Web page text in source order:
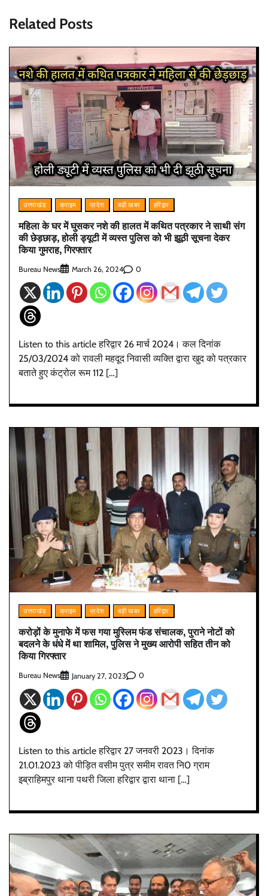
Related Posts
उत्तराखंड क्राइम प्रदेश बड़ी खबर हरिद्वार
महिला के घर में घुसकर नशे की हालत में कथित पत्रकार ने साथी संग
की छेड़छाड़, होली ड्यूटी में व्यस्त पुलिस को भी झूठी सूचना देकर
किया गुमराह, गिरफ्तार
Bureau News March 26, 2024 0
Listen to this article हरिद्वार 26 मार्च 2024। कल दिनांक
25/03/2024 को रावली महदूद निवासी व्यक्ति द्वारा खुद को पत्रकार
बताते हुए कंट्रोल रूम 112 […]
उत्तराखंड क्राइम प्रदेश बड़ी खबर हरिद्वार
करोड़ों के मुनाफे में फस गया मुस्लिम फंड संचालक, पुराने नोटों को
बदलने के धंधे में था शामिल, पुलिस ने मुख्य आरोपी सहित तीन को
किया गिरफ्तार
Bureau News January 27, 2023 0
Listen to this article हरिद्वार 27 जनवरी 2023। दिनांक
21.01.2023 को पीड़ित वसीम पुत्र समीम रावत नि0 ग्राम
इब्राहिमपुर थाना पथरी जिला हरिद्वार द्वारा थाना […]